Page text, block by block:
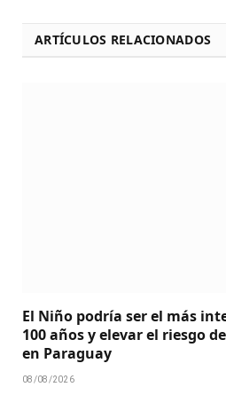
ARTÍCULOS RELACIONADOS
El Niño podría ser el más
100 años y elevar el riesgo
en Paraguay
08/08/2026